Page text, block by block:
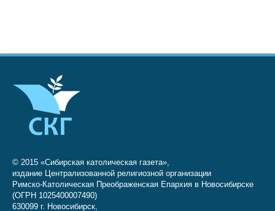
© 2015 «Сибирская католическая газета»,
издание Централизованной религиозной организации
Римско-Католическая Преображенская Епархия в Новосибирске
(ОГРН 1025400007490)
630099 г. Новосибирск,